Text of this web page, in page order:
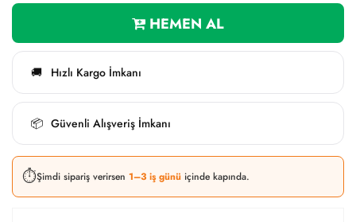
HEMEN AL
🚚 Hızlı Kargo İmkanı
📦 Güvenli Alışveriş İmkanı
⏱️Şimdi sipariş verirsen 1–3 iş günü içinde kapında.